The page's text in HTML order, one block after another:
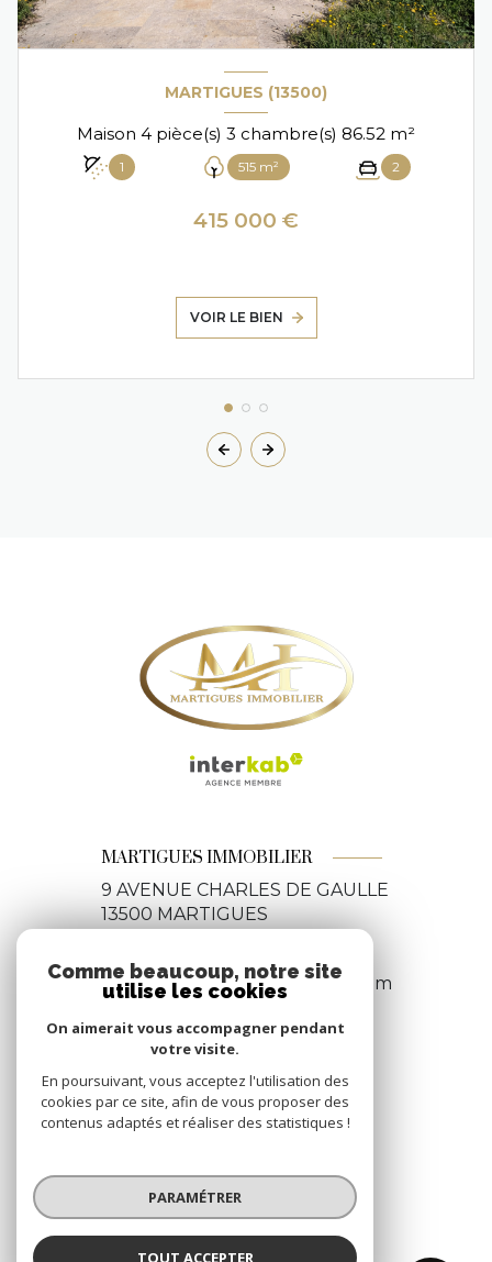
MARTIGUES (13500)
Maison 4 pièce(s) 3 chambre(s) 86.52 m²
1 515 m² 2
415 000 €
VOIR LE BIEN
MARTIGUES IMMOBILIER
9 AVENUE CHARLES DE GAULLE
13500 MARTIGUES
martiguesimmobilier@gmail.com
NOS RÉSEAUX
Nous suivre
Comme beaucoup, notre site
utilise les cookies
On aimerait vous accompagner pendant
votre visite.
En poursuivant, vous acceptez l'utilisation des
cookies par ce site, afin de vous proposer des
contenus adaptés et réaliser des statistiques !
PARAMÉTRER
TOUT ACCEPTER